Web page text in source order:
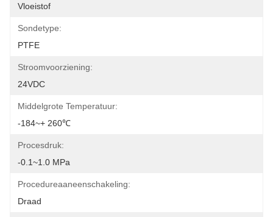
Vloeistof
Sondetype:
PTFE
Stroomvoorziening:
24VDC
Middelgrote Temperatuur:
-184~+ 260℃
Procesdruk:
-0.1~1.0 MPa
Procedureaaneenschakeling:
Draad